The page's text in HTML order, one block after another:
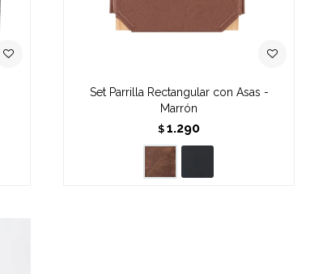
Set Parrilla Rectangular con Asas -
Marrón
$ 1.290